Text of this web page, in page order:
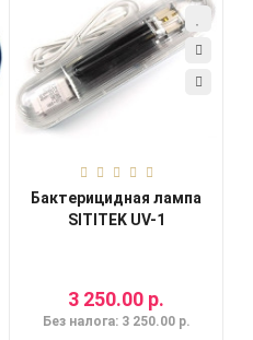
Бактерицидная лампа
SITITEK UV-1
3 250.00 р.
Без налога: 3 250.00 р.